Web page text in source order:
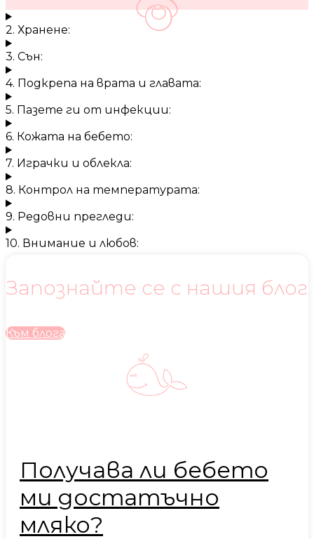
2. Хранене:
3. Сън:
4. Подкрепа на врата и главата:
5. Пазете ги от инфекции:
6. Кожата на бебето:
7. Играчки и облекла:
8. Контрол на температурата:
9. Редовни прегледи:
10. Внимание и любов:
Запознайте се с нашия блог
Към блога
Получава ли бебето
ми достатъчно
мляко?